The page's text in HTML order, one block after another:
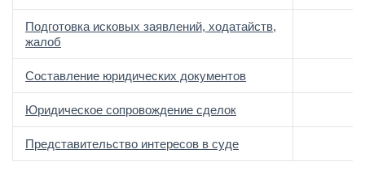
Подготовка исковых заявлений, ходатайств,
жалоб
Составление юридических документов
Юридическое сопровождение сделок
Представительство интересов в суде